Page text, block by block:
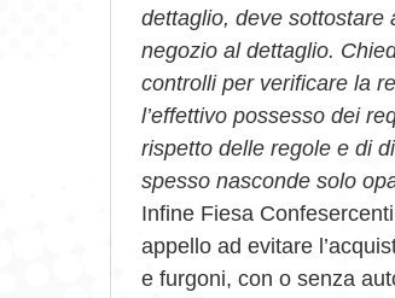
dettaglio, deve sottostare
negozio al dettaglio.
controlli per verificare la
l’effettivo possesso dei
rispetto delle regole e di
spesso nasconde solo
Infine Fiesa
appello ad evitare
e furgoni, con o senza